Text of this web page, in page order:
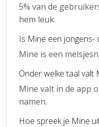
5% van de
hem leuk.
Is Mine een jongens-
Mine is een
Onder welke taal valt
Mine valt in de app
namen.
Hoe spreek je Mine